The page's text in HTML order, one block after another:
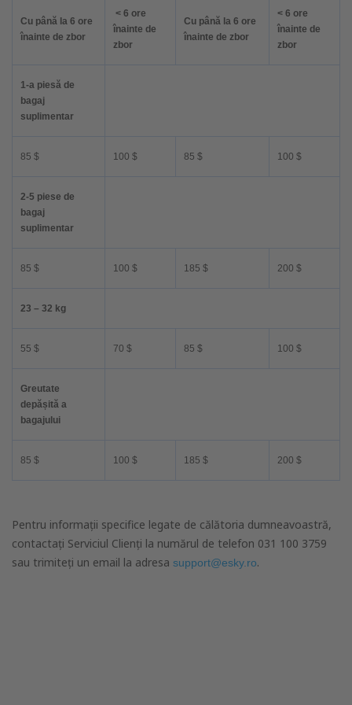
Cu până la 6 ore
înainte de zbor
< 6 ore
înainte de
zbor
Cu până la 6 ore
înainte de zbor
< 6 ore
înainte de
zbor
1-a piesă de
bagaj
suplimentar
85 $ 100 $ 85 $ 100 $
2-5 piese de
bagaj
suplimentar
85 $ 100 $ 185 $ 200 $
23 – 32 kg
55 $ 70 $ 85 $ 100 $
Greutate
depășită a
bagajului
85 $ 100 $ 185 $ 200 $
Pentru informații specifice legate de călătoria dumneavoastră,
contactați Serviciul Clienți la numărul de telefon 031 100 3759
sau trimiteți un email la adresa support@esky.ro.